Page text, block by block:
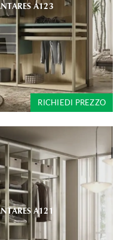
A123
RICHIEDI PREZZO
A121